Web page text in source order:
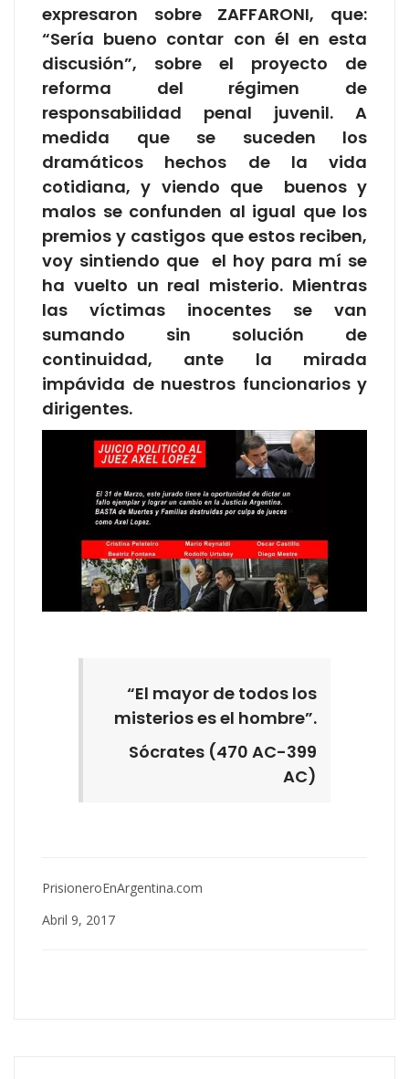
expresaron sobre ZAFFARONI, que:
“Sería bueno contar con él en esta
discusión”, sobre el proyecto de
reforma del régimen de
responsabilidad penal juvenil. A
medida que se suceden los
dramáticos hechos de la vida
cotidiana, y viendo que buenos y
malos se confunden al igual que los
premios y castigos que estos reciben,
voy sintiendo que el hoy para mí se
ha vuelto un real misterio. Mientras
las víctimas inocentes se van
sumando sin solución de
continuidad, ante la mirada
impávida de nuestros funcionarios y
dirigentes.
“El mayor de todos los
misterios es el hombre”.
Sócrates (470 AC-399
AC)
PrisioneroEnArgentina.com
Abril 9, 2017